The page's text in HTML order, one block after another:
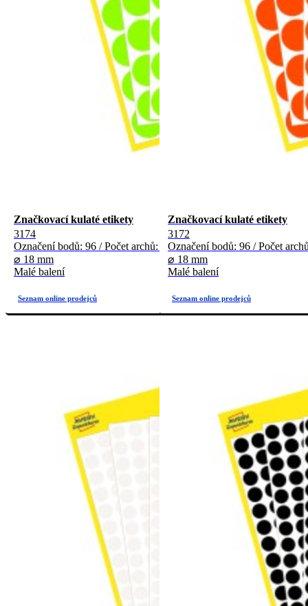
Značkovací kulaté etikety
3174
Označení bodů: 96 / Počet archů: 4
⌀ 18 mm
Malé balení
Značkovací kulaté etikety
3172
Označení bodů: 96 / Počet
⌀ 18 mm
Malé balení